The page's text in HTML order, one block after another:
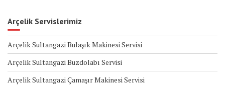
Arçelik Servislerimiz
Arçelik Sultangazi Bulaşık Makinesi Servisi
Arçelik Sultangazi Buzdolabı Servisi
Arçelik Sultangazi Çamaşır Makinesi Servisi